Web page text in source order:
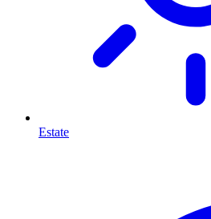
Estate